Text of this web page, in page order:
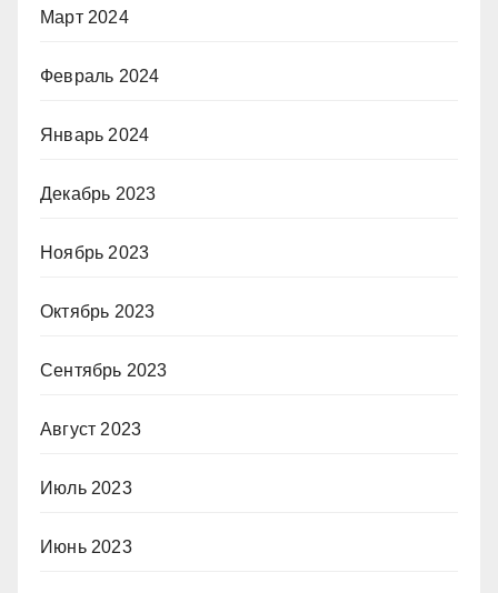
Март 2024
Февраль 2024
Январь 2024
Декабрь 2023
Ноябрь 2023
Октябрь 2023
Сентябрь 2023
Август 2023
Июль 2023
Июнь 2023